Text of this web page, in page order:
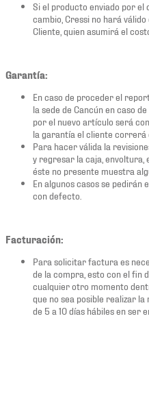
Si el producto enviado por el
cambio, Cressi no hará
Cliente, quien asumirá el
Garantía:
En caso de proceder el
la sede de Cancún en caso
por el nuevo artículo será
la garantía el cliente correrá
Para hacer válida la
y regresar la caja, envoltura,
éste no presente muestra
En algunos casos se
con defecto.
Facturación:
Para solicitar factura es
de la compra, esto con el fin
cualquier otro momento
que no sea posible realizar
de 5 a 10 días hábiles en ser